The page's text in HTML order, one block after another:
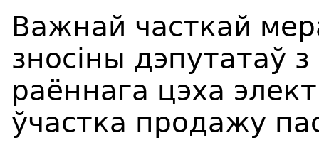
Важнай часткай
зносіны дэпутатаў
раённага цэха
ўчастка продажу